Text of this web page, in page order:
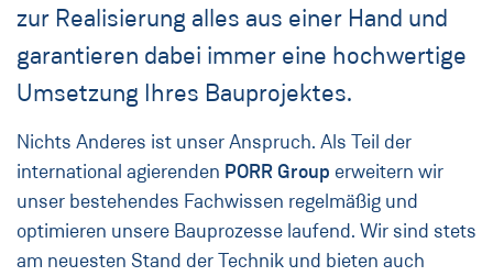
zur Realisierung alles aus einer Hand und
garantieren dabei immer eine hochwertige
Umsetzung Ihres Bauprojektes.
Nichts Anderes ist unser Anspruch. Als Teil der
international agierenden PORR Group erweitern wir
unser bestehendes Fachwissen regelmäßig und
optimieren unsere Bauprozesse laufend. Wir sind stets
am neuesten Stand der Technik und bieten auch